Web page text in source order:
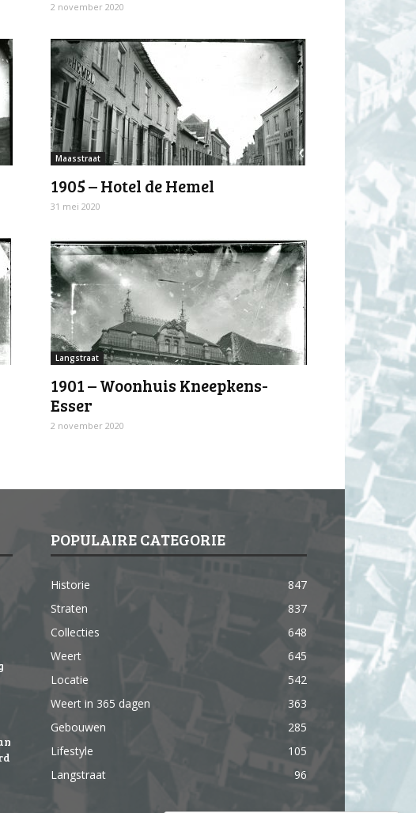
2 november 2020
Maasstraat
1905 – Hotel de Hemel
31 mei 2020
Langstraat
1901 – Woonhuis Kneepkens-
Esser
2 november 2020
POPULAIRE CATEGORIE
Historie
847
Straten
837
Collecties
648
Weert
645
Locatie
542
Weert in 365 dagen
363
Gebouwen
285
Lifestyle
105
Langstraat
96